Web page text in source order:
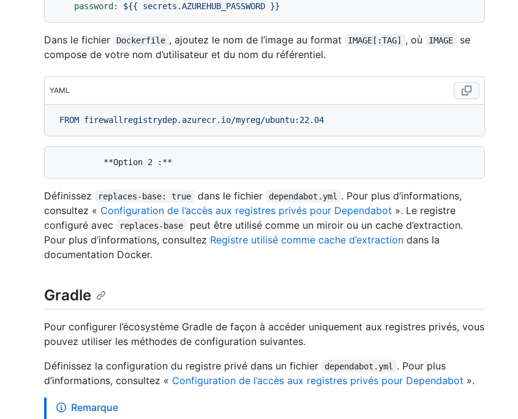
password:
${{ secrets.AZUREHUB_PASSWORD }}
Dans le fichier Dockerfile , ajoutez le nom de l’image au format IMAGE[:TAG] , où IMAGE
se
compose de votre nom d’utilisateur et du nom du référentiel.
YAML
FROM firewallregistrydep.azurecr.io/myreg/ubuntu:22.04
Définissez replaces-base: true dans le fichier dependabot.yml
. Pour plus d’informations,
consultez « Configuration de l’accès aux registres privés pour Dependabot ». Le registre
configuré avec
replaces-base
peut être utilisé comme un miroir ou un cache d’extraction.
Pour plus d’informations, consultez Registre utilisé comme cache d’extraction dans la
documentation Docker.
Gradle
Pour configurer l’écosystème Gradle de façon à accéder uniquement aux registres privés, vous
pouvez utiliser les méthodes de configuration suivantes.
Définissez la configuration du registre privé dans un fichier
dependabot.yml
. Pour plus
d’informations, consultez « Configuration de l’accès aux registres privés pour Dependabot ».
Remarque